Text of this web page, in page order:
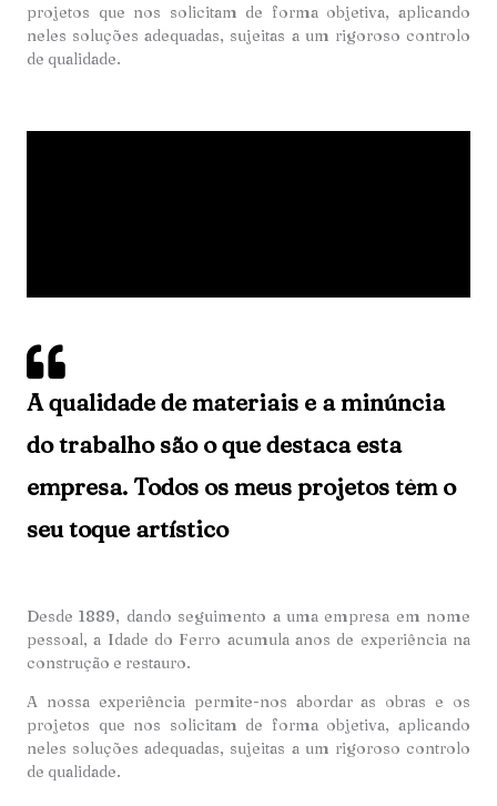
A qualidade de materiais e a minúncia
do trabalho são o que destaca esta
empresa. Todos os meus projetos têm o
seu toque artístico
Desde 1889, dando seguimento a uma empresa em nome
pessoal, a Idade do Ferro acumula anos de experiência na
construção e restauro.
A nossa experiência permite-nos abordar as obras e os
projetos que nos solicitam de forma objetiva, aplicando
neles soluções adequadas, sujeitas a um rigoroso controlo
de qualidade.
projetos que nos solicitam de forma objetiva, aplicando
neles soluções adequadas, sujeitas a um rigoroso controlo
de qualidade.